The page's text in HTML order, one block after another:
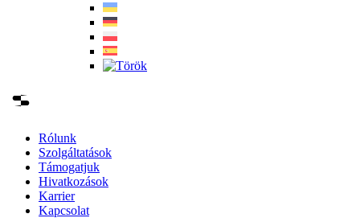
Rólunk
Szolgáltatások
Támogatjuk
Hivatkozások
Karrier
Kapcsolat